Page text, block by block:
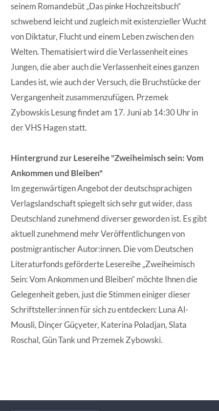
seinem Romandebüt „Das pinke Hochzeitsbuch“
schwebend leicht und zugleich mit existenzieller Wucht
von Diktatur, Flucht und einem Leben zwischen den
Welten. Thematisiert wird die Verlassenheit eines
Jungen, die aber auch die Verlassenheit eines ganzen
Landes ist, wie auch der Versuch, die Bruchstücke der
Vergangenheit zusammenzufügen. Przemek
Zybowskis Lesung findet am 17. Juni ab 14:30 Uhr in
der VHS Hagen statt.
Hintergrund zur Lesereihe "Zweiheimisch sein: Vom
Ankommen und Bleiben"
Im gegenwärtigen Angebot der deutschsprachigen
Verlagslandschaft spiegelt sich sehr gut wider, dass
Deutschland zunehmend diverser geworden ist. Es gibt
aktuell zunehmend mehr Veröffentlichungen von
postmigrantischer Autor:innen. Die vom Deutschen
Literaturfonds geförderte Lesereihe „Zweiheimisch
Sein: Vom Ankommen und Bleiben“ möchte Ihnen die
Gelegenheit geben, just die Stimmen einiger dieser
Schriftsteller:innen für sich zu entdecken: Luna Al-
Mousli, Dinçer Güçyeter, Katerina Poladjan, Slata
Roschal, Gün Tank und Przemek Zybowski.